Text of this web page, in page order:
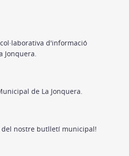
d'informació
Jonquera.
de La Jonquera.
nostre butlletí municipal!